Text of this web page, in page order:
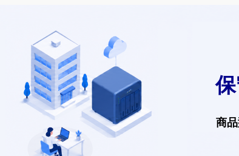
商